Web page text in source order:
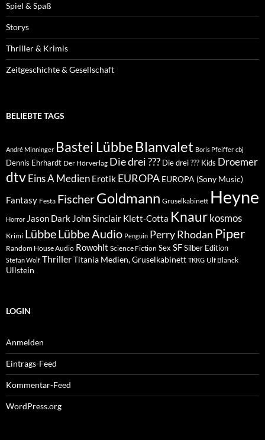
Spiel & Spaß
Storys
Thriller & Krimis
Zeitgeschichte & Gesellschaft
BELIEBTE TAGS
André Minninger Bastei Lübbe Blanvalet Boris Pfeiffer cbj
Dennis Ehrhardt Der Hörverlag Die drei ??? Die drei ??? Kids Droemer
dtvEins A Medien Erotik EUROPA EUROPA (Sony Music)
Fantasy Festa FischerGoldmann Gruselkabinett Heyne
Horror Jason Dark John Sinclair Klett-Cotta Knaur kosmos
Krimi LübbeLübbe Audio Penguin Perry Rhodan Piper
Random House Audio Rowohlt Science Fiction Sex SFSilber Edition
Stefan Wolf ThrillerTitania Medien, Gruselkabinett TKKG Ulf Blanck
Ullstein
LOGIN
Anmelden
Eintrags-Feed
Kommentar-Feed
WordPress.org